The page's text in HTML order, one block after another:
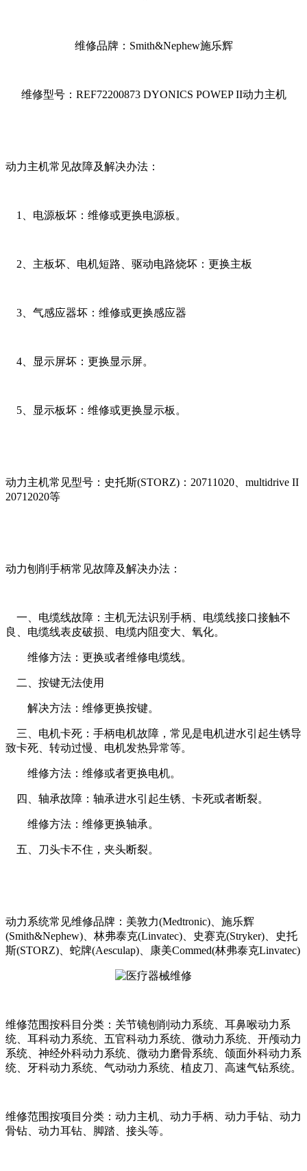
维修品牌：Smith&Nephew施乐辉
维修型号：REF72200873 DYONICS POWEP II动力主机
动力主机常见故障及解决办法：
1、电源板坏：维修或更换电源板。
2、主板坏、电机短路、驱动电路烧坏：更换主板
3、气感应器坏：维修或更换感应器
4、显示屏坏：更换显示屏。
5、显示板坏：维修或更换显示板。
动力主机常见型号：史托斯(STORZ)：20711020、multidrive II
20712020等
动力刨削手柄常见故障及解决办法：
一、电缆线故障：主机无法识别手柄、电缆线接口接触不
良、电缆线表皮破损、电缆内阻变大、氧化。
维修方法：更换或者维修电缆线。
二、按键无法使用
解决方法：维修更换按键。
三、电机卡死：手柄电机故障，常见是电机进水引起生锈导
致卡死、转动过慢、电机发热异常等。
维修方法：维修或者更换电机。
四、轴承故障：轴承进水引起生锈、卡死或者断裂。
维修方法：维修更换轴承。
五、刀头卡不住，夹头断裂。
动力系统常见维修品牌：美敦力(Medtronic)、施乐辉
(Smith&Nephew)、林弗泰克(Linvatec)、史赛克(Stryker)、史托
斯(STORZ)、蛇牌(Aesculap)、康美Commed(林弗泰克Linvatec)
维修范围按科目分类：关节镜刨削动力系统、耳鼻喉动力系
统、耳科动力系统、五官科动力系统、微动力系统、开颅动力
系统、神经外科动力系统、微动力磨骨系统、颌面外科动力系
统、牙科动力系统、气动动力系统、植皮刀、高速气钻系统。
维修范围按项目分类：动力主机、动力手柄、动力手钻、动力
骨钻、动力耳钻、脚踏、接头等。